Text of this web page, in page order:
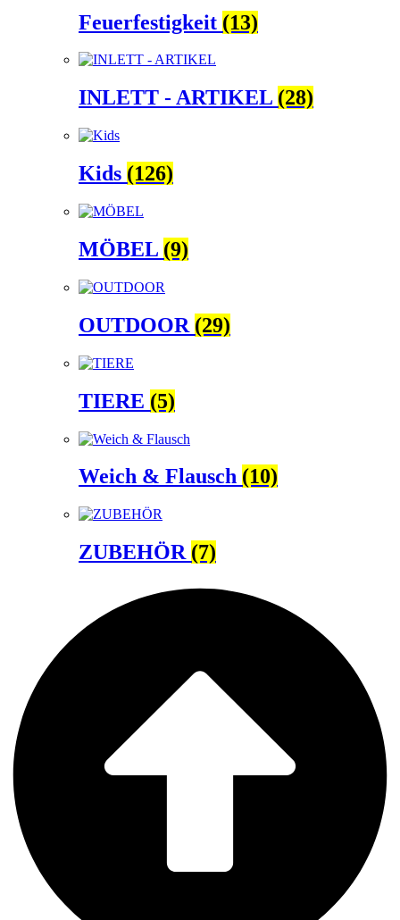
Feuerfestigkeit (13)
INLETT - ARTIKEL (28)
Kids (126)
MÖBEL (9)
OUTDOOR (29)
TIERE (5)
Weich & Flausch (10)
ZUBEHÖR (7)